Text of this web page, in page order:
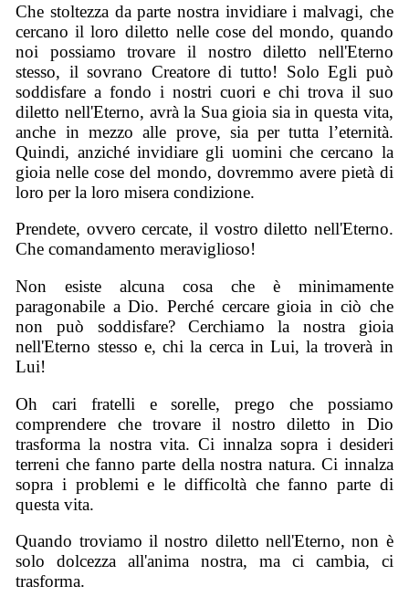
Che stoltezza da parte nostra invidiare i malvagi, che
cercano il loro diletto nelle cose del mondo, quando
noi possiamo trovare il nostro diletto nell'Eterno
stesso, il sovrano Creatore di tutto! Solo Egli può
soddisfare a fondo i nostri cuori e chi trova il suo
diletto nell'Eterno, avrà la Sua gioia sia in questa vita,
anche in mezzo alle prove, sia per tutta l’eternità.
Quindi, anziché invidiare gli uomini che cercano la
gioia nelle cose del mondo, dovremmo avere pietà di
loro per la loro misera condizione.
Prendete, ovvero cercate, il vostro diletto nell'Eterno.
Che comandamento meraviglioso!
Non esiste alcuna cosa che è minimamente
paragonabile a Dio. Perché cercare gioia in ciò che
non può soddisfare? Cerchiamo la nostra gioia
nell'Eterno stesso e, chi la cerca in Lui, la troverà in
Lui!
Oh cari fratelli e sorelle, prego che possiamo
comprendere che trovare il nostro diletto in Dio
trasforma la nostra vita. Ci innalza sopra i desideri
terreni che fanno parte della nostra natura. Ci innalza
sopra i problemi e le difficoltà che fanno parte di
questa vita.
Quando troviamo il nostro diletto nell'Eterno, non è
solo dolcezza all'anima nostra, ma ci cambia, ci
trasforma.